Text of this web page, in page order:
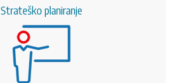
Strateško planiranje